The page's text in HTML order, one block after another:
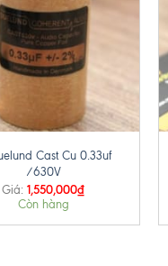
Cast Cu 0.33uf
/630V
Giá: 1,550,000₫
Còn hàng